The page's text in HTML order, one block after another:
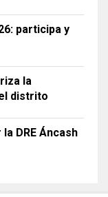
participa y
la
distrito
DRE Áncash